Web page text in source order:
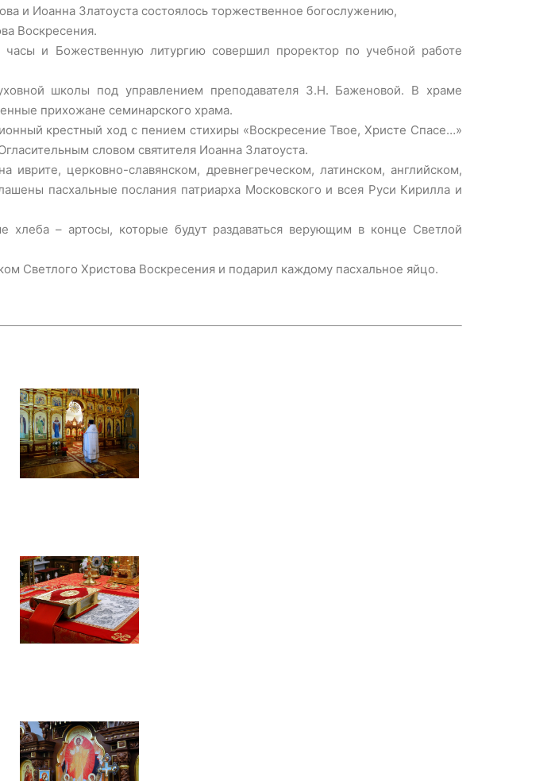
и Иоанна Златоуста состоялось торжественное богослужению,
Воскресения.
и Божественную литургию совершил проректор по учебной работе
школы под управлением преподавателя З.Н. Баженовой. В храме
прихожане семинарского храма.
крестный ход с пением стихиры «Воскресение Твое, Христе Спасе…»
словом святителя Иоанна Златоуста.
церковно-славянском, древнегреческом, латинском, английском,
пасхальные послания патриарха Московского и всея Руси Кирилла и
хлеба – артосы, которые будут раздаваться верующим в конце Светлой
Светлого Христова Воскресения и подарил каждому пасхальное яйцо.